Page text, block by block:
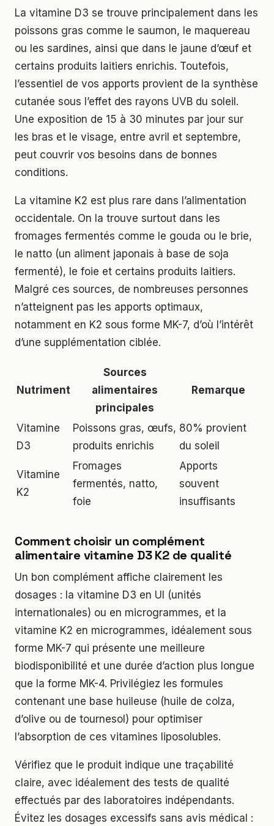
La vitamine D3 se trouve principalement dans les
poissons gras comme le saumon, le maquereau
ou les sardines, ainsi que dans le jaune d’œuf et
certains produits laitiers enrichis. Toutefois,
l’essentiel de vos apports provient de la synthèse
cutanée sous l’effet des rayons UVB du soleil.
Une exposition de 15 à 30 minutes par jour sur
les bras et le visage, entre avril et septembre,
peut couvrir vos besoins dans de bonnes
conditions.
La vitamine K2 est plus rare dans l’alimentation
occidentale. On la trouve surtout dans les
fromages fermentés comme le gouda ou le brie,
le natto (un aliment japonais à base de soja
fermenté), le foie et certains produits laitiers.
Malgré ces sources, de nombreuses personnes
n’atteignent pas les apports optimaux,
notamment en K2 sous forme MK-7, d’où l’intérêt
d’une supplémentation ciblée.
Nutriment
Sources
alimentaires
principales
Remarque
Vitamine
D3
Poissons gras, œufs,
produits enrichis
80% provient
du soleil
Vitamine
K2
Fromages
fermentés, natto,
foie
Apports
souvent
insuffisants
Comment choisir un complément
alimentaire vitamine D3 K2 de qualité
Un bon complément affiche clairement les
dosages : la vitamine D3 en UI (unités
internationales) ou en microgrammes, et la
vitamine K2 en microgrammes, idéalement sous
forme MK-7 qui présente une meilleure
biodisponibilité et une durée d’action plus longue
que la forme MK-4. Privilégiez les formules
contenant une base huileuse (huile de colza,
d’olive ou de tournesol) pour optimiser
l’absorption de ces vitamines liposolubles.
Vérifiez que le produit indique une traçabilité
claire, avec idéalement des tests de qualité
effectués par des laboratoires indépendants.
Évitez les dosages excessifs sans avis médical :